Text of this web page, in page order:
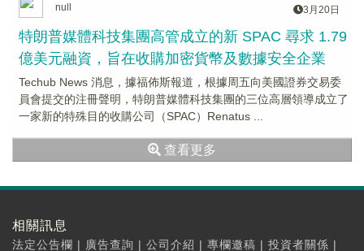
null 3月20日
特朗普媒體科技集團高管成立的新 SPAC 尋求 1.79
億美元融資，旨在收購加密貨幣及數據安全企業
Techub News 消息，據福佈斯報道，根據周五向美國證券交易委
員會提交的注冊聲明，特朗普媒體科技集團的三位高層領導成立了
一家新的特殊目的收購公司（SPAC）Renatus ...
查看更多
相關訊息
法定公告欄 | 廣告查詢 | 公司介紹 | 專欄邀稿 | 投資者關係 |